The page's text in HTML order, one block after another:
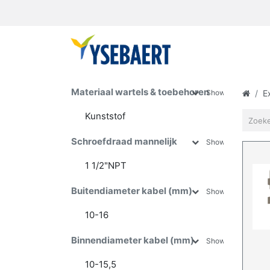
Materiaal wartels & toebehorenShow more
Kunststof
Roestvrij staal
Schroefdraad mannelijk Show more
1 1/2"NPT
1"NPT
1/2"NPT
2"NPT
3"NPT
Buitendiameter kabel (mm) Show more
10-16
10-18
12-20
Binnendiameter kabel (mm) Show more
10-15,5